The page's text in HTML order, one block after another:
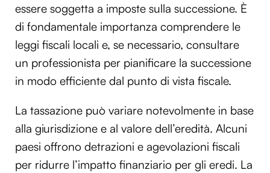
essere soggetta a imposte sulla successione. È
di fondamentale importanza comprendere le
leggi fiscali locali e, se necessario, consultare
un professionista per pianificare la successione
in modo efficiente dal punto di vista fiscale.
La tassazione può variare notevolmente in base
alla giurisdizione e al valore dell’eredità. Alcuni
paesi offrono detrazioni e agevolazioni fiscali
per ridurre l’impatto finanziario per gli eredi. La